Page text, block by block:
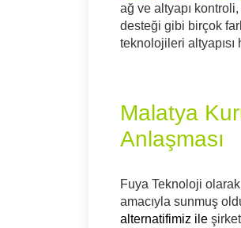
ağ ve altyapı
desteği gibi birçok
teknolojileri
Malatya
Anlaşması
Fuya Teknoloji
amacıyla sunmuş
alternatifimiz ile